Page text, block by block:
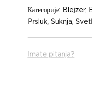
Категорије: Blejzer,
Prsluk, Suknja,
Imate pitanja?